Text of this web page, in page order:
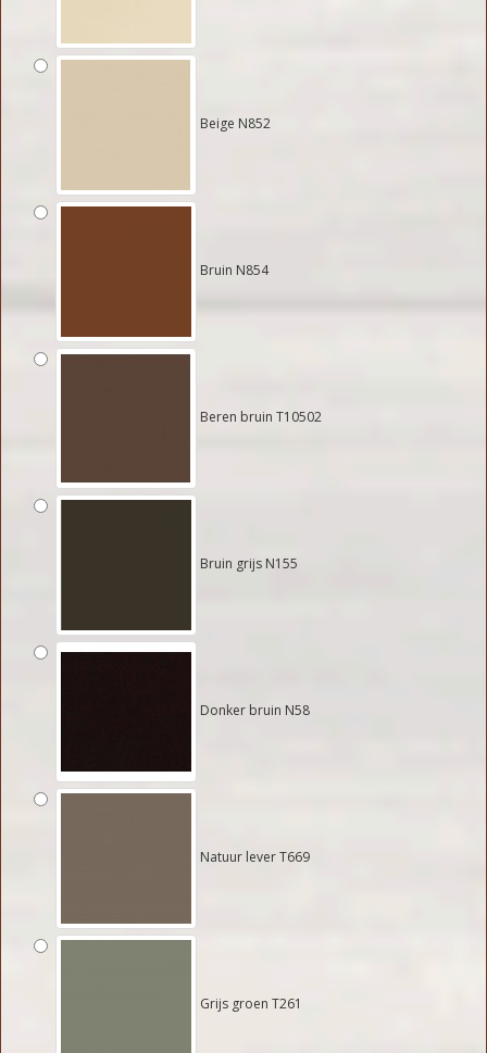
Beige N852
Bruin N854
Beren bruin T10502
Bruin grijs N155
Donker bruin N58
Natuur lever T669
Grijs groen T261